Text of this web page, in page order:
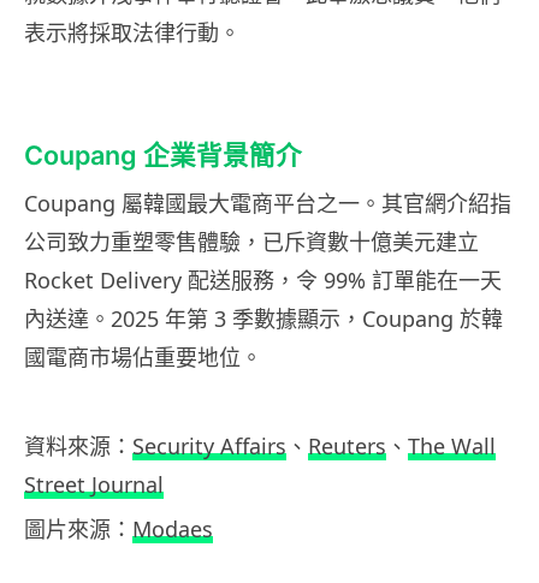
表示將採取法律行動。
Coupang 企業背景簡介
Coupang 屬韓國最大電商平台之一。其官網介紹指
公司致力重塑零售體驗，已斥資數十億美元建立
Rocket Delivery 配送服務，令 99% 訂單能在一天
內送達。2025 年第 3 季數據顯示，Coupang 於韓
國電商市場佔重要地位。
資料來源： Security Affairs 、 Reuters 、 The Wall
Street Journal
圖片來源： Modaes